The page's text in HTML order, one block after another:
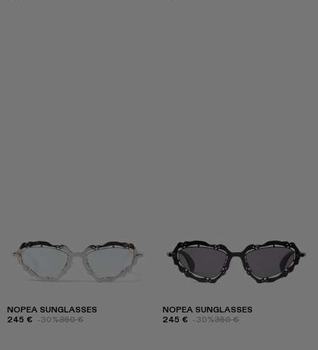
NOPEA SUNGLASSES
245 € -30%350 €
NOPEA SUNGLASSES
245 € -30%350 €